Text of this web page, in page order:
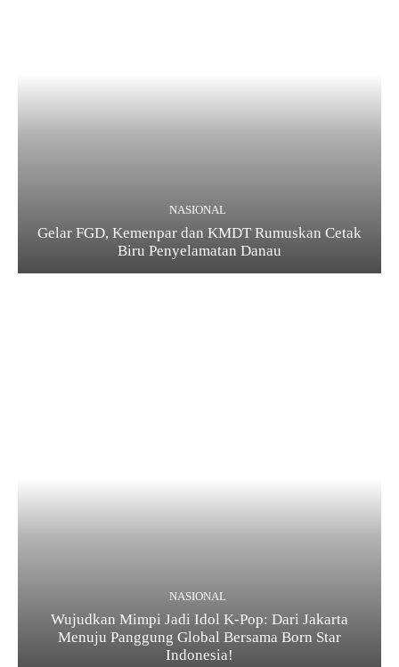
NASIONAL
Gelar FGD, Kemenpar dan KMDT Rumuskan Cetak
Biru Penyelamatan Danau
NASIONAL
Wujudkan Mimpi Jadi Idol K-Pop: Dari Jakarta
Menuju Panggung Global Bersama Born Star
Indonesia!